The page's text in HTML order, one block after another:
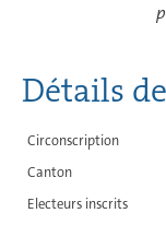
Détails
Circonscription
Canton
Electeurs inscrits